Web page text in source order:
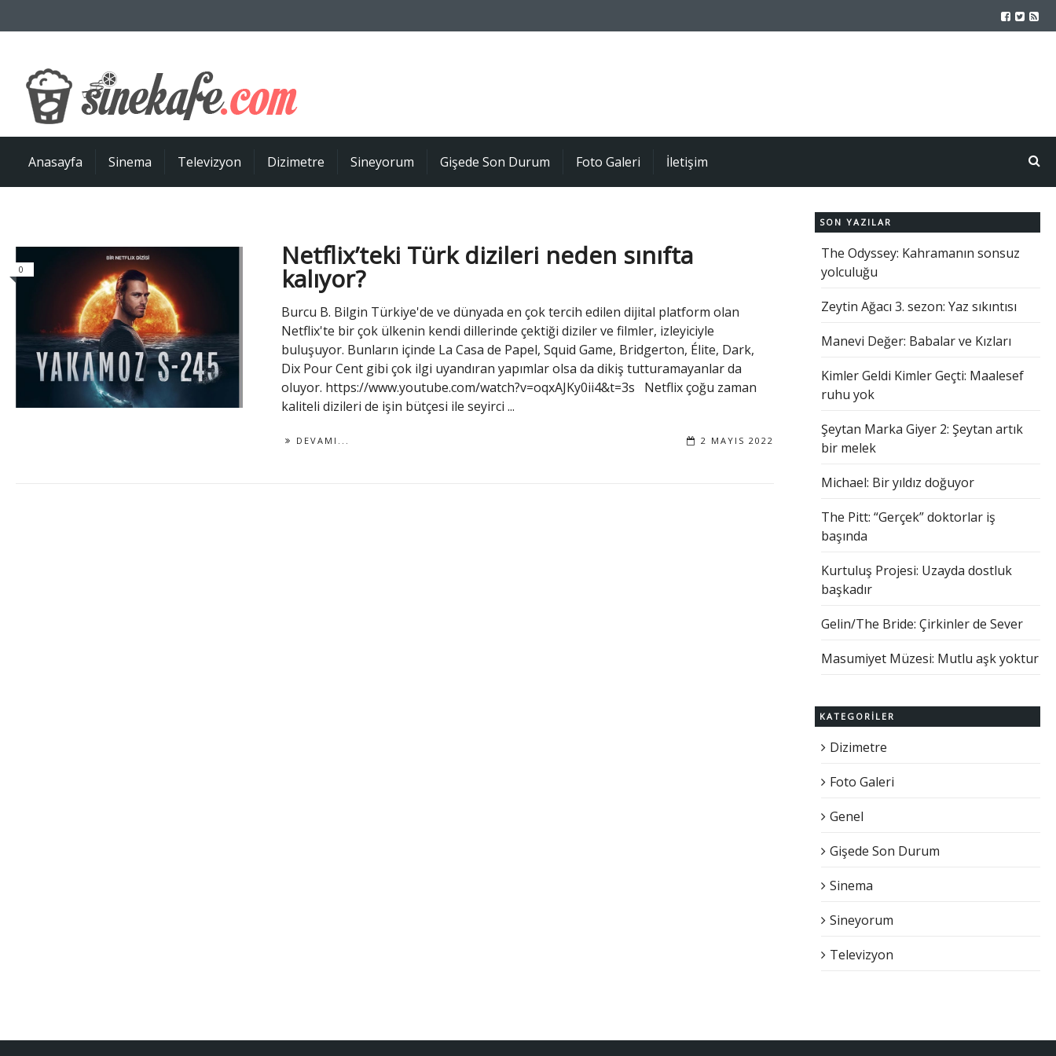
Anasayfa Sinema Televizyon Dizimetre Sineyorum Gişede Son Durum Foto Galeri İletişim
0 Netflix’teki Türk dizileri neden sınıfta
kalıyor?
Burcu B. Bilgin Türkiye'de ve dünyada en çok tercih edilen dijital platform olan
Netflix'te bir çok ülkenin kendi dillerinde çektiği diziler ve filmler, izleyiciyle
buluşuyor. Bunların içinde La Casa de Papel, Squid Game, Bridgerton, Élite, Dark,
Dix Pour Cent gibi çok ilgi uyandıran yapımlar olsa da dikiş tutturamayanlar da
oluyor. https://www.youtube.com/watch?v=oqxAJKy0ii4&t=3s Netflix çoğu zaman
kaliteli dizileri de işin bütçesi ile seyirci ...
DEVAMI... 2 MAYIS 2022
SON YAZILAR
The Odyssey: Kahramanın sonsuz
yolculuğu
Zeytin Ağacı 3. sezon: Yaz sıkıntısı
Manevi Değer: Babalar ve Kızları
Kimler Geldi Kimler Geçti: Maalesef
ruhu yok
Şeytan Marka Giyer 2: Şeytan artık
bir melek
Michael: Bir yıldız doğuyor
The Pitt: “Gerçek” doktorlar iş
başında
Kurtuluş Projesi: Uzayda dostluk
başkadır
Gelin/The Bride: Çirkinler de Sever
Masumiyet Müzesi: Mutlu aşk yoktur
KATEGORILER
Dizimetre
Foto Galeri
Genel
Gişede Son Durum
Sinema
Sineyorum
Televizyon